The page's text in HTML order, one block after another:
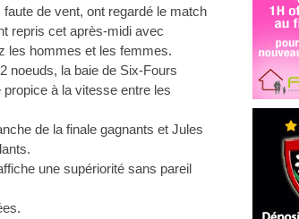
de vent, ont regardé le match
repris cet après-midi avec
les hommes et les femmes.
noeuds, la baie de Six-Fours
à la vitesse entre les
de la finale gagnants et Jules
une supériorité sans pareil